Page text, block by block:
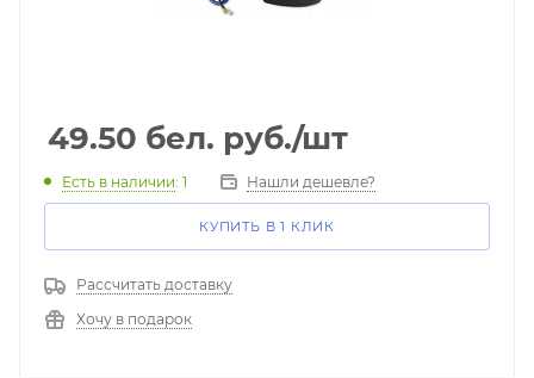
49.50 бел. руб./шт
Есть в наличии: 1 Нашли дешевле?
КУПИТЬ В 1 КЛИК
Рассчитать доставку
Хочу в подарок